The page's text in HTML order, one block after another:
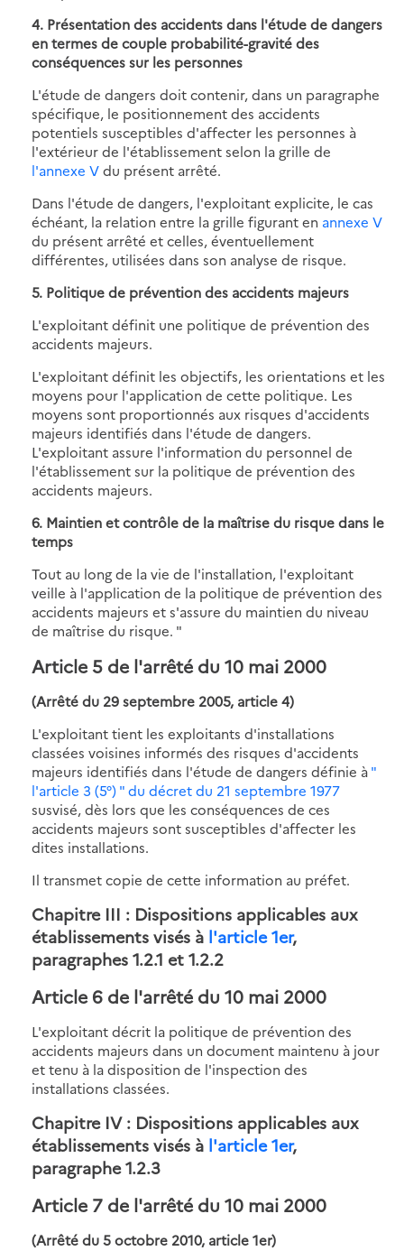
4. Présentation des accidents dans l'étude de dangers
en termes de couple probabilité-gravité des
conséquences sur les personnes
L'étude de dangers doit contenir, dans un paragraphe
spécifique, le positionnement des accidents
potentiels susceptibles d'affecter les personnes à
l'extérieur de l'établissement selon la grille de
l'annexe Vdu présent arrêté.
Dans l'étude de dangers, l'exploitant explicite, le cas
échéant, la relation entre la grille figurant en annexe V
du présent arrêté et celles, éventuellement
différentes, utilisées dans son analyse de risque.
5. Politique de prévention des accidents majeurs
L'exploitant définit une politique de prévention des
accidents majeurs.
L'exploitant définit les objectifs, les orientations et les
moyens pour l'application de cette politique. Les
moyens sont proportionnés aux risques d'accidents
majeurs identifiés dans l'étude de dangers.
L'exploitant assure l'information du personnel de
l'établissement sur la politique de prévention des
accidents majeurs.
6. Maintien et contrôle de la maîtrise du risque dans le
temps
Tout au long de la vie de l'installation, l'exploitant
veille à l'application de la politique de prévention des
accidents majeurs et s'assure du maintien du niveau
de maîtrise du risque. "
Article 5 de l'arrêté du 10 mai 2000
(Arrêté du 29 septembre 2005, article 4)
L'exploitant tient les exploitants d'installations
classées voisines informés des risques d'accidents
majeurs identifiés dans l'étude de dangers définie à"
l'article 3 (5°) " du décret du 21 septembre 1977
susvisé, dès lors que les conséquences de ces
accidents majeurs sont susceptibles d'affecter les
dites installations.
Il transmet copie de cette information au préfet.
Chapitre III : Dispositions applicables aux
établissements visés à l'article 1er,
paragraphes 1.2.1 et 1.2.2
Article 6 de l'arrêté du 10 mai 2000
L'exploitant décrit la politique de prévention des
accidents majeurs dans un document maintenu à jour
et tenu à la disposition de l'inspection des
installations classées.
Chapitre IV: Dispositions applicables aux
établissements visés à l'article 1er,
paragraphe 1.2.3
Article 7 de l'arrêté du 10 mai 2000
(Arrêté du 5 octobre 2010, article 1er)